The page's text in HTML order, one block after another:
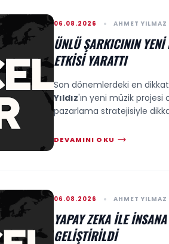
06.08.2026 AHMET YILMAZ
ÜNLÜ ŞARKICININ
ETKISI YARATTI
Son dönemlerdeki en
Yıldız'ın yeni müzik
pazarlama stratejisiyle
DEVAMINI OKU
06.08.2026 AHMET YILMAZ
YAPAY ZEKA ILE
GELIŞTIRILDI